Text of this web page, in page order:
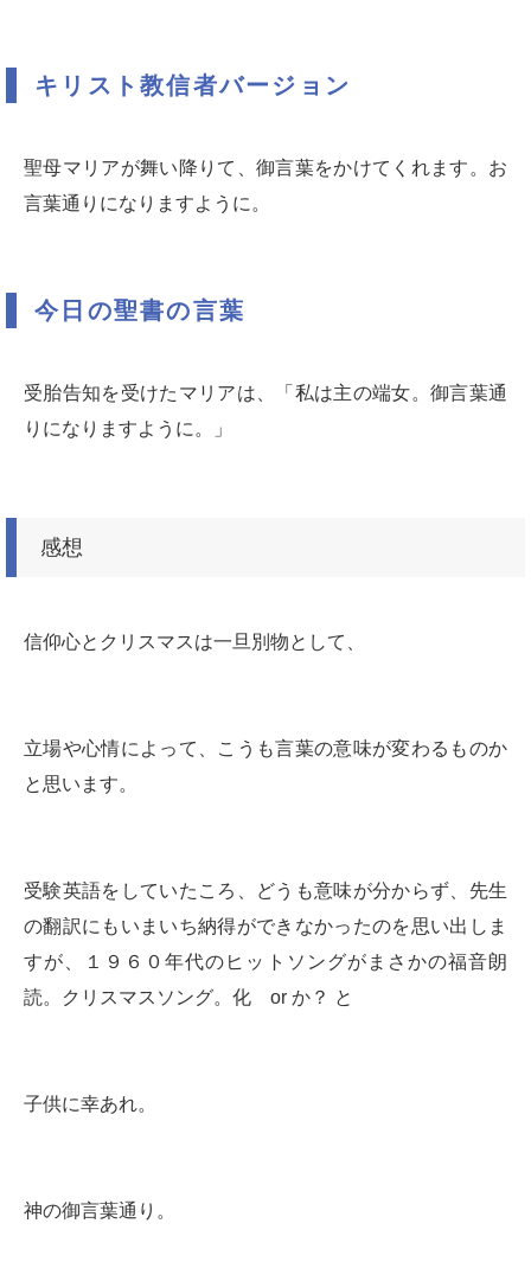
キリスト教信者バージョン
聖母マリアが舞い降りて、御言葉をかけてくれます。お
言葉通りになりますように。
今日の聖書の言葉
受胎告知を受けたマリアは、「私は主の端女。御言葉通
りになりますように。」
感想
信仰心とクリスマスは一旦別物として、
立場や心情によって、こうも言葉の意味が変わるものか
と思います。
受験英語をしていたころ、どうも意味が分からず、先生
の翻訳にもいまいち納得ができなかったのを思い出しま
すが、１９６０年代のヒットソングがまさかの福音朗
読。クリスマスソング。化 or か？ と
子供に幸あれ。
神の御言葉通り。